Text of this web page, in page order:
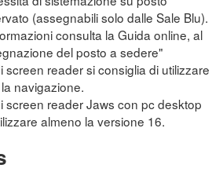
(assegnabili solo dalle Sale Blu).
consulta la Guida online, al
del posto a sedere"
screen reader si consiglia di utilizzare
la navigazione.
screen reader Jaws con pc desktop
almeno la versione 16.